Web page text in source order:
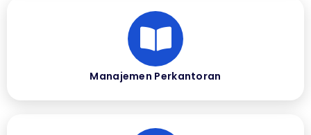
Manajemen Perkantoran